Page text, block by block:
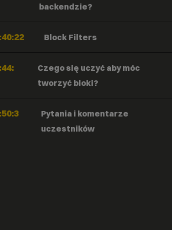
backendzie?
Block Filters
Czego się uczyć aby móc
tworzyć bloki?
Pytania i komentarze
uczestników